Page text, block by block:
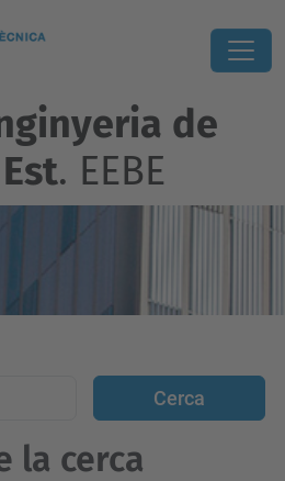
de
. EEBE
la cerca